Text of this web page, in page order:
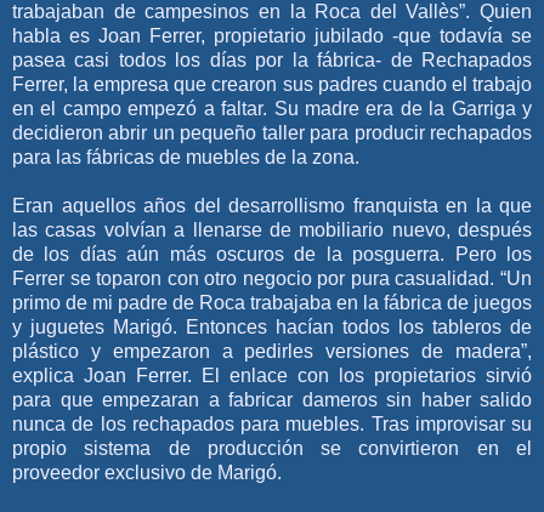
trabajaban de campesinos en la Roca del Vallès”. Quien
habla es Joan Ferrer, propietario jubilado -que todavía se
pasea casi todos los días por la fábrica- de Rechapados
Ferrer, la empresa que crearon sus padres cuando el trabajo
en el campo empezó a faltar. Su madre era de la Garriga y
decidieron abrir un pequeño taller para producir rechapados
para las fábricas de muebles de la zona.
Eran aquellos años del desarrollismo franquista en la que
las casas volvían a llenarse de mobiliario nuevo, después
de los días aún más oscuros de la posguerra. Pero los
Ferrer se toparon con otro negocio por pura casualidad. “Un
primo de mi padre de Roca trabajaba en la fábrica de juegos
y juguetes Marigó. Entonces hacían todos los tableros de
plástico y empezaron a pedirles versiones de madera”,
explica Joan Ferrer. El enlace con los propietarios sirvió
para que empezaran a fabricar dameros sin haber salido
nunca de los rechapados para muebles. Tras improvisar su
propio sistema de producción se convirtieron en el
proveedor exclusivo de Marigó.